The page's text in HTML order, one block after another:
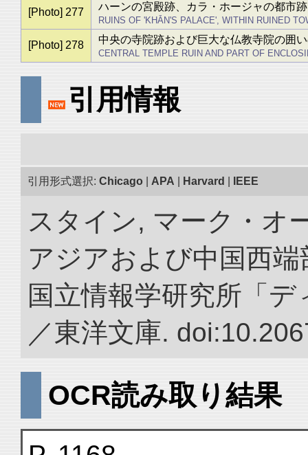
[Photo] 277 ハーンの宮殿跡、カラ・ホージャの都市
RUINS OF 'KHĀN'S PALACE', WITHIN RUINED
[Photo] 278 中央の寺院跡および巨大な仏教寺院の囲
CENTRAL TEMPLE RUIN AND PART OF
引用情報
引用形式選択: Chicago APA Harvard IEEE
スタイン, マーク・オ
アジアおよび中国西
国立情報学研究所「
／東洋文庫.
OCR読み取り結果